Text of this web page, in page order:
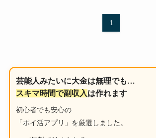
1
芸能人みたいに大金は無理でも…
スキマ時間で副収入は作れます
初心者でも安心の
「ポイ活アプリ」を厳選しました。